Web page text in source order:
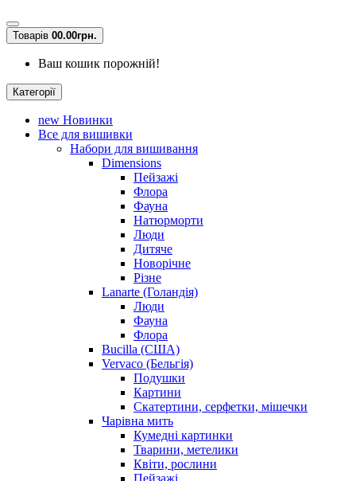
Товарів 00.00грн.
Ваш кошик порожній!
Категорії
new Новинки
Все для вишивки
Набори для вишивання
Dimensions
Пейзажі
Флора
Фауна
Натюрморти
Люди
Дитяче
Новорічне
Різне
Lanarte (Голандія)
Люди
Фауна
Флора
Bucilla (США)
Vervaco (Бельгія)
Подушки
Картини
Скатертини, серфетки, мішечки
Чарiвна мить
Кумедні картинки
Тварини, метелики
Квіти, рослини
Пейзажі